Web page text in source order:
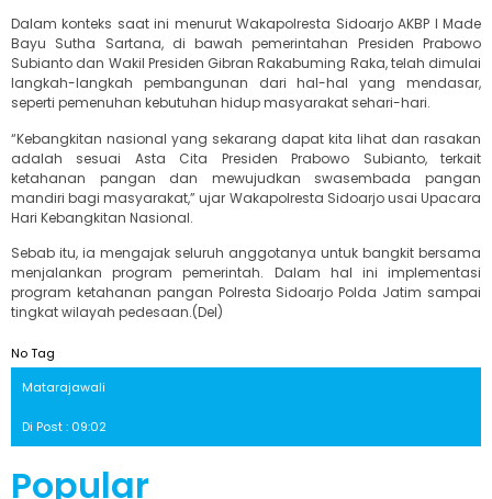
Dalam konteks saat ini menurut Wakapolresta Sidoarjo AKBP I Made
Bayu Sutha Sartana, di bawah pemerintahan Presiden Prabowo
Subianto dan Wakil Presiden Gibran Rakabuming Raka, telah dimulai
langkah-langkah pembangunan dari hal-hal yang mendasar,
seperti pemenuhan kebutuhan hidup masyarakat sehari-hari.
“Kebangkitan nasional yang sekarang dapat kita lihat dan rasakan
adalah sesuai Asta Cita Presiden Prabowo Subianto, terkait
ketahanan pangan dan mewujudkan swasembada pangan
mandiri bagi masyarakat,” ujar Wakapolresta Sidoarjo usai Upacara
Hari Kebangkitan Nasional.
Sebab itu, ia mengajak seluruh anggotanya untuk bangkit bersama
menjalankan program pemerintah. Dalam hal ini implementasi
program ketahanan pangan Polresta Sidoarjo Polda Jatim sampai
tingkat wilayah pedesaan.(Del)
No Tag
Matarajawali
Di Post : 09:02
Popular